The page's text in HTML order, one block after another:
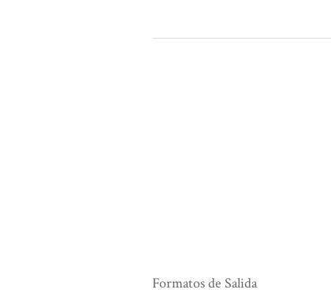
Formatos de Salida